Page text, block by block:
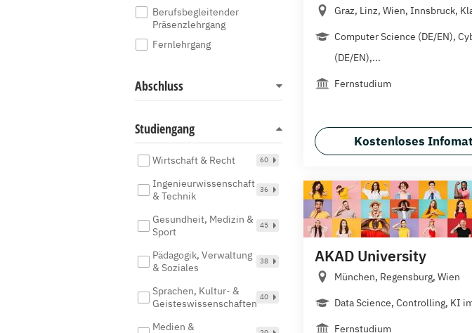
Berufsbegleitender
Präsenzlehrgang
Fernlehrgang
Abschluss
Studiengang
Wirtschaft & Recht 60
Ingenieurwissenschaft
& Technik
36
Gesundheit, Medizin &
Sport
45
Pädagogik, Verwaltung
& Soziales
38
Sprachen, Kultur- &
Geisteswissenschaften
40
Medien &
Graz, Linz, Wien, Innsbruck,
Computer Science (DE/EN),
(DE/EN),...
Fernstudium
Kostenloses
AKAD University
München, Regensburg, Wien
Data Science, Controlling, KI
Fernstudium